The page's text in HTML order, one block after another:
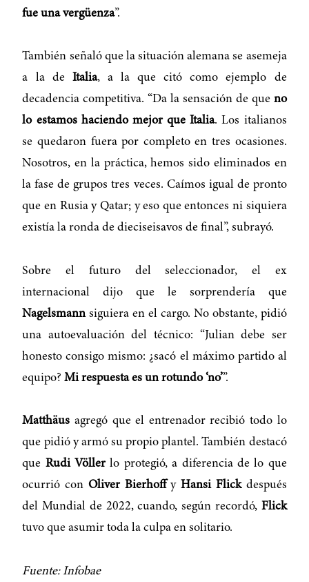
fue una vergüenza”.
También señaló que la situación alemana se asemeja
a la de Italia, a la que citó como ejemplo de
decadencia competitiva. “Da la sensación de que no
lo estamos haciendo mejor que Italia. Los italianos
se quedaron fuera por completo en tres ocasiones.
Nosotros, en la práctica, hemos sido eliminados en
la fase de grupos tres veces. Caímos igual de pronto
que en Rusia y Qatar; y eso que entonces ni siquiera
existía la ronda de dieciseisavos de final”, subrayó.
Sobre el futuro del seleccionador, el ex
internacional dijo que le sorprendería que
Nagelsmannsiguiera en el cargo. No obstante, pidió
una autoevaluación del técnico: “Julian debe ser
honesto consigo mismo: ¿sacó el máximo partido al
equipo?Mi respuesta es un rotundo ‘no’”.
Matthäus agregó que el entrenador recibió todo lo
que pidió y armó su propio plantel. También destacó
que Rudi Völlerlo protegió, a diferencia de lo que
ocurrió con Oliver BierhoffyHansi Flickdespués
del Mundial de 2022, cuando, según recordó, Flick
tuvo que asumir toda la culpa en solitario.
Fuente: Infobae